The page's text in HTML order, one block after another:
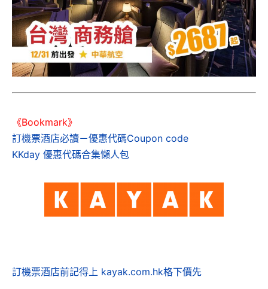
《Bookmark》
訂機票酒店必讀－優惠代碼Coupon code
KKday 優惠代碼合集懶人包
訂機票酒店前記得上 kayak.com.hk格下價先